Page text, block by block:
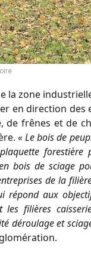
la zone
en direction des
frênes et de
« Le bois de
bois de sciage
de la
aux
filières
déroulage et